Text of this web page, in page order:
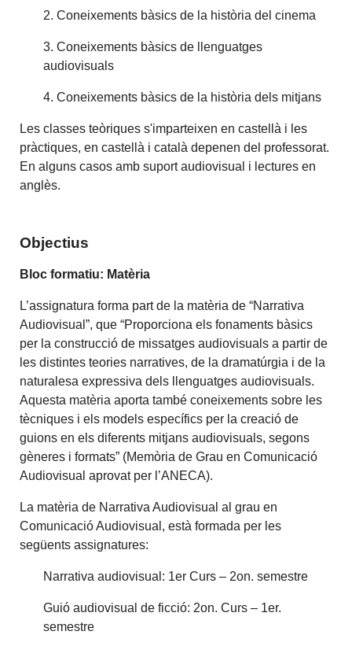
2. Coneixements bàsics de la història del cinema
3. Coneixements bàsics de llenguatges
audiovisuals
4. Coneixements bàsics de la història dels mitjans
Les classes teòriques s'imparteixen en castellà i les
pràctiques, en castellà i català depenen del professorat.
En alguns casos amb suport audiovisual i lectures en
anglès.
Objectius
Bloc formatiu: Matèria
L’assignatura forma part de la matèria de “Narrativa
Audiovisual”, que “Proporciona els fonaments bàsics
per la construcció de missatges audiovisuals a partir de
les distintes teories narratives, de la dramatúrgia i de la
naturalesa expressiva dels llenguatges audiovisuals.
Aquesta matèria aporta també coneixements sobre les
tècniques i els models específics per la creació de
guions en els diferents mitjans audiovisuals, segons
gèneres i formats” (Memòria de Grau en Comunicació
Audiovisual aprovat per l’ANECA).
La matèria de Narrativa Audiovisual al grau en
Comunicació Audiovisual, està formada per les
següents assignatures:
Narrativa audiovisual: 1er Curs – 2on. semestre
Guió audiovisual de ficció: 2on. Curs – 1er.
semestre